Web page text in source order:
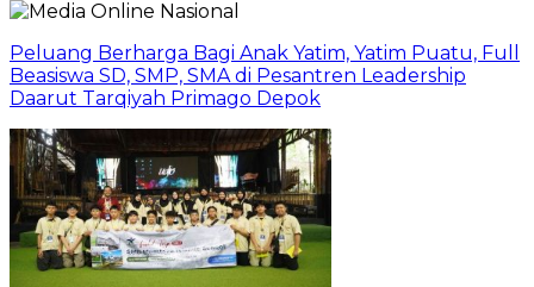
Peluang Berharga Bagi Anak Yatim, Yatim Puatu, Full
Beasiswa SD, SMP, SMA di Pesantren Leadership
Daarut Tarqiyah Primago Depok